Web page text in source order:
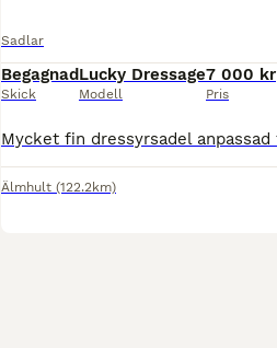
Sadlar
Begagnad
Skick
Lucky Dressage
Modell
7 000 kr
Pris
Älmhult (122.2km)